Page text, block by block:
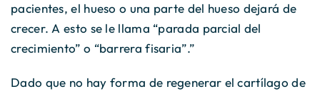
pacientes, el hueso o una parte del hueso dejará de
crecer. A esto se le llama “parada parcial del
crecimiento” o “barrera fisaria”.”
Dado que no hay forma de regenerar el cartílago de